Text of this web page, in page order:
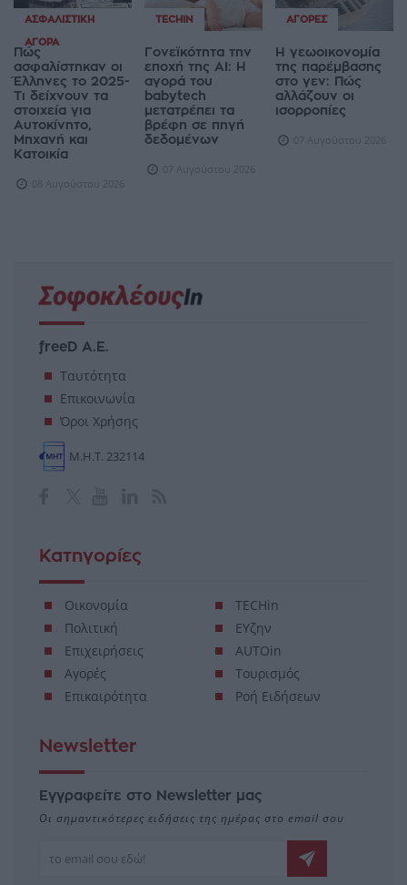
ΑΣΦΑΛΙΣΤΙΚΉ
ΑΓΟΡΆ
Πώς
ασφαλίστηκαν οι
Έλληνες το 2025-
Τι δείχνουν τα
στοιχεία για
Αυτοκίνητο,
Μηχανή και
Κατοικία
08 Αυγούστου 2026
TECHIN
Γονεϊκότητα την
εποχή της AI: Η
αγορά του
babytech
μετατρέπει τα
βρέφη σε πηγή
δεδομένων
07 Αυγούστου 2026
ΑΓΟΡΈΣ
Η γεωοικονομία
της παρέμβασης
στο γεν: Πώς
αλλάζουν οι
ισορροπίες
07 Αυγούστου 2026
freeD Α.Ε.
Ταυτότητα
Επικοινωνία
Όροι Χρήσης
Μ.Η.Τ. 232114
Κατηγορίες
Οικονομία
Πολιτική
Επιχειρήσεις
Αγορές
Επικαιρότητα
TECHin
ΕΥζην
AUTOin
Τουρισμός
Ροή Ειδήσεων
Newsletter
Εγγραφείτε στο Newsletter μας
Οι σημαντικότερες ειδήσεις της ημέρας στο email σου